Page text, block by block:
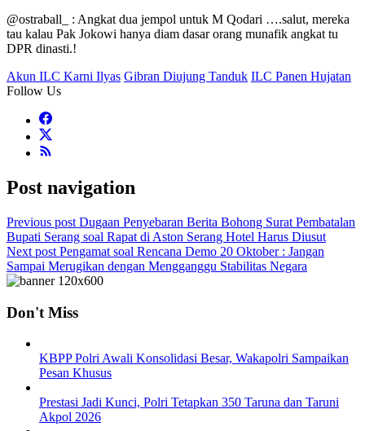
@ostraball_ : Angkat dua jempol untuk M Qodari ….salut, mereka
tau kalau Pak Jokowi hanya diam dasar orang munafik angkat tu
DPR dinasti.!
Akun ILC Karni Ilyas Gibran Diujung Tanduk ILC Panen Hujatan
Follow Us
Post navigation
Previous post Dugaan Penyebaran Berita Bohong Surat Pembatalan
Bupati Serang soal Rapat di Aston Serang Hotel Harus Diusut
Next post Pengamat soal Rencana Demo 20 Oktober : Jangan
Sampai Merugikan dengan Mengganggu Stabilitas Negara
Don't Miss
KBPP Polri Awali Konsolidasi Besar, Wakapolri Sampaikan
Pesan Khusus
Prestasi Jadi Kunci, Polri Tetapkan 350 Taruna dan Taruni
Akpol 2026